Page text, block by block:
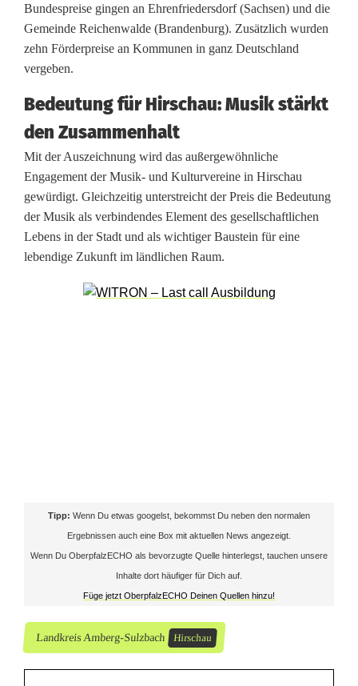
h
r
e
s
2
0
2
6
-
w
ü
Bundespreise gingen an Ehrenfriedersdorf (Sachsen) und die
Gemeinde Reichenwalde (Brandenburg). Zusätzlich wurden
zehn Förderpreise an Kommunen in ganz Deutschland
vergeben.
Bedeutung für Hirschau: Musik stärkt
den Zusammenhalt
Mit der Auszeichnung wird das außergewöhnliche
Engagement der Musik- und Kulturvereine in Hirschau
gewürdigt. Gleichzeitig unterstreicht der Preis die Bedeutung
der Musik als verbindendes Element des gesellschaftlichen
Lebens in der Stadt und als wichtiger Baustein für eine
lebendige Zukunft im ländlichen Raum.
Tipp: Wenn Du etwas googelst, bekommst Du neben den normalen
Ergebnissen auch eine Box mit aktuellen News angezeigt.
Wenn Du OberpfalzECHO als bevorzugte Quelle hinterlegst, tauchen unsere
Inhalte dort häufiger für Dich auf.
Füge jetzt OberpfalzECHO Deinen Quellen hinzu!
Landkreis Amberg-Sulzbach Hirschau